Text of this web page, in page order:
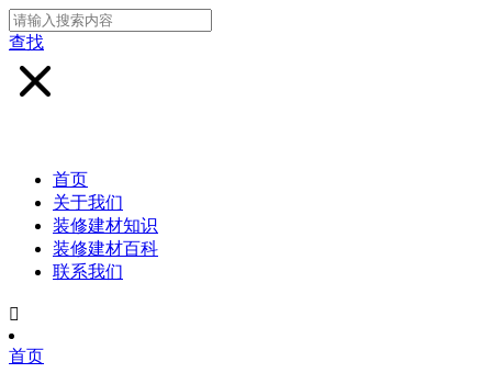
查找
首页
关于我们
装修建材知识
装修建材百科
联系我们

首页